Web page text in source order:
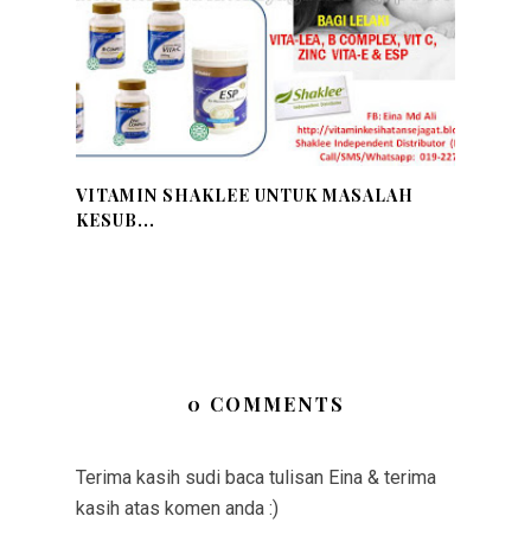
VITAMIN SHAKLEE UNTUK MASALAH
KESUB...
0 COMMENTS
Terima kasih sudi baca tulisan Eina & terima
kasih atas komen anda :)